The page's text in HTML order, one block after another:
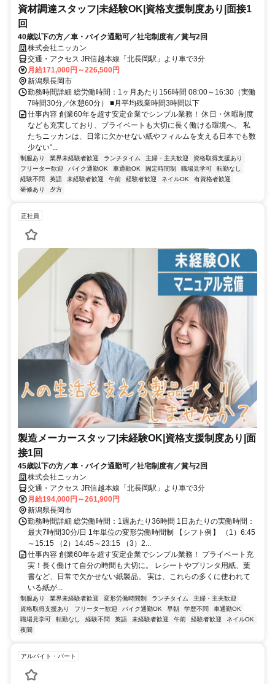
資材調達スタッフ|未経験OK|資格支援制度あり|面接1
回
40歳以下の方／車・バイク通勤可／社宅制度有／賞与2回
株式会社ニッカン
交通・アクセス JR信越本線「北長岡駅」より車で3分
月給171,000円～226,500円
新潟県長岡市
勤務時間詳細 総労働時間：1ヶ月あたり156時間 08:00～16:30（実働
7時間30分／休憩60分） ■月平均残業時間3時間以下
仕事内容 創業60年を超す安定企業でシンプル業務！ 休日・休暇制度
なども充実しており、プライベートも大切に長く働ける環境へ。 私
たちニッカンは、日常に欠かせない紙やフィルムを支える日本でも数
少ない“...
制服あり 業界未経験者歓迎 ランチタイム 主婦・主夫歓迎
資格取得支援あり
フリーター歓迎
バイク通勤OK 車通勤OK 固定時間制 職場見学可
転勤なし
経験不問
英語 未経験者歓迎 午前 経験者歓迎 ネイルOK
有資格者歓迎
研修あり
夕方
正社員
製造メーカースタッフ|未経験OK|資格支援制度あり|面
接1回
45歳以下の方／車・バイク通勤可／社宅制度有／賞与2回
株式会社ニッカン
交通・アクセス JR信越本線「北長岡駅」より車で3分
月給194,000円～261,900円
新潟県長岡市
勤務時間詳細 総労働時間：1週あたり36時間 1日あたりの実働時間：
最大7時間30分/日 1年単位の変形労働時間制 【シフト例】 （1）6:45
～15:15 （2）14:45～23:15 （3）2...
仕事内容 創業60年を超す安定企業でシンプル業務！ プライベート充
実！長く働けて自分の時間も大切に。 レシートやプリンタ用紙、葉
書など、日常で欠かせない紙製品。 実は、これらの多くに使われて
いる紙が...
制服あり 業界未経験者歓迎 変形労働時間制 ランチタイム
主婦・主夫歓迎
資格取得支援あり
フリーター歓迎 バイク通勤OK 早朝 学歴不問
車通勤OK
職場見学可
転勤なし 経験不問 英語 未経験者歓迎 午前 経験者歓迎
ネイルOK
夜間
アルバイト・パート